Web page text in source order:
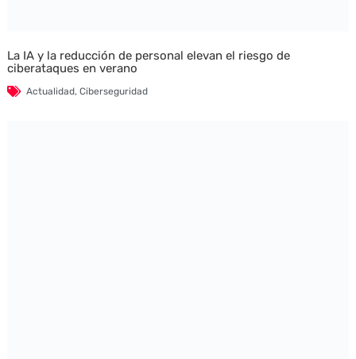
La IA y la reducción de personal elevan el riesgo de
ciberataques en verano
Actualidad, Ciberseguridad